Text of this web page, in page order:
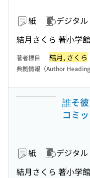
紙 デジタル
結月さくら 著小学館
著者標目 結月, さくら
典拠情報（Author
誰そ
コミ
紙 デジタル
結月さくら 著小学館